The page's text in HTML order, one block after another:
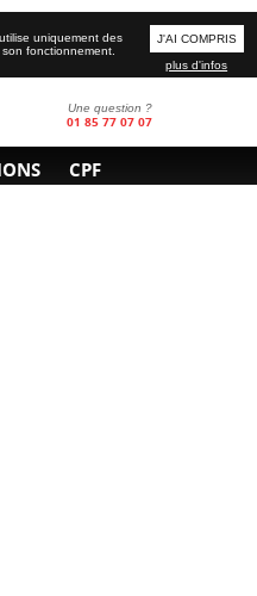
Une question ?
01 85 77 07 07
CPF
uniquement des
fonctionnement.
J'AI COMPRIS
plus d'infos